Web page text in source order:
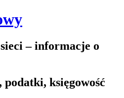
– informacje o
podatki, księgowość